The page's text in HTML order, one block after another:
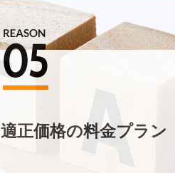
適正価格の料金プラン